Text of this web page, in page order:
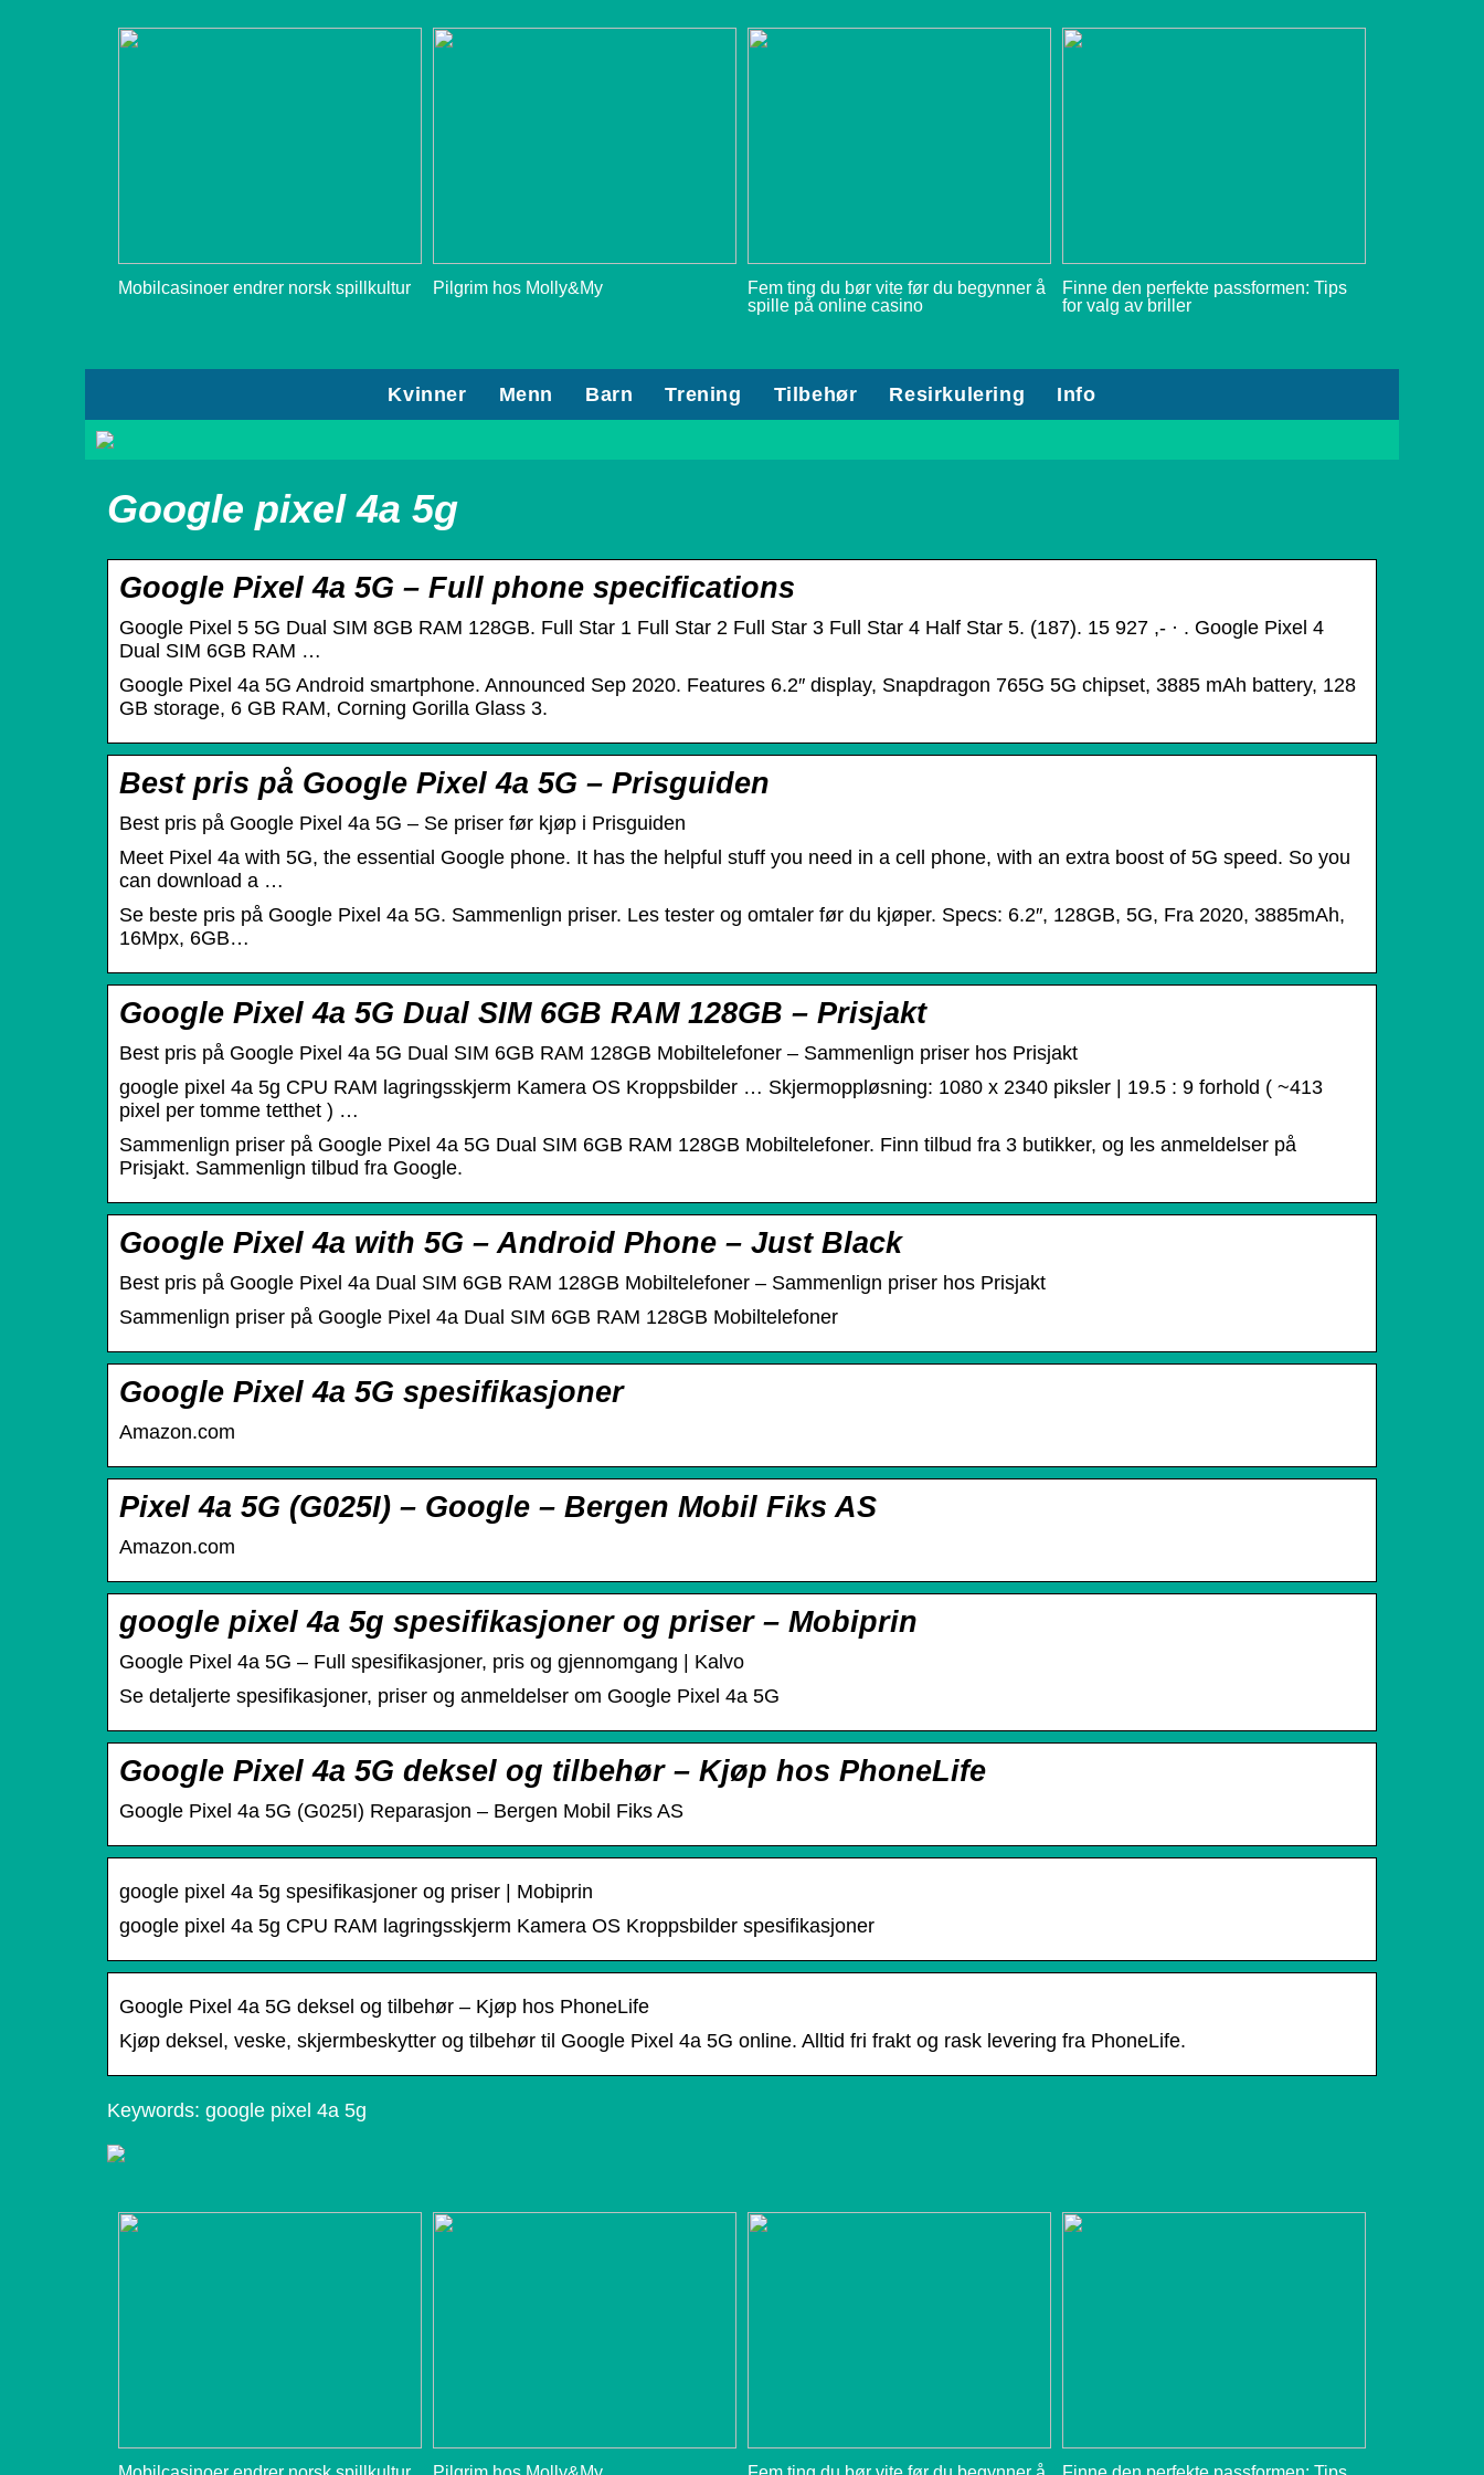
Mobilcasinoer endrer norsk spillkultur Pilgrim hos Molly&My
Fem ting du bør vite før du begynner å
spille på online casino
Finne den perfekte passformen: Tips
for valg av briller
Kvinner Menn Barn Trening Tilbehør Resirkulering Info
Google pixel 4a 5g
Google Pixel 4a 5G – Full phone specifications
Google Pixel 5 5G Dual SIM 8GB RAM 128GB. Full Star 1 Full Star 2 Full Star 3 Full Star 4 Half Star 5. (187). 15 927 ,- · ‌. Google Pixel 4
Dual SIM 6GB RAM …
Google Pixel 4a 5G Android smartphone. Announced Sep 2020. Features 6.2″ display, Snapdragon 765G 5G chipset, 3885 mAh battery, 128
GB storage, 6 GB RAM, Corning Gorilla Glass 3.
Best pris på Google Pixel 4a 5G – Prisguiden
Best pris på Google Pixel 4a 5G – Se priser før kjøp i Prisguiden
Meet Pixel 4a with 5G, the essential Google phone. It has the helpful stuff you need in a cell phone, with an extra boost of 5G speed. So you
can download a …
Se beste pris på Google Pixel 4a 5G. Sammenlign priser. Les tester og omtaler før du kjøper. Specs: 6.2″, 128GB, 5G, Fra 2020, 3885mAh,
16Mpx, 6GB…
Google Pixel 4a 5G Dual SIM 6GB RAM 128GB – Prisjakt
Best pris på Google Pixel 4a 5G Dual SIM 6GB RAM 128GB Mobiltelefoner – Sammenlign priser hos Prisjakt
google pixel 4a 5g CPU RAM lagringsskjerm Kamera OS Kroppsbilder … Skjermoppløsning: 1080 x 2340 piksler | 19.5 : 9 forhold ( ~413
pixel per tomme tetthet ) …
Sammenlign priser på Google Pixel 4a 5G Dual SIM 6GB RAM 128GB Mobiltelefoner. Finn tilbud fra 3 butikker, og les anmeldelser på
Prisjakt. Sammenlign tilbud fra Google.
Google Pixel 4a with 5G – Android Phone – Just Black
Best pris på Google Pixel 4a Dual SIM 6GB RAM 128GB Mobiltelefoner – Sammenlign priser hos Prisjakt
Sammenlign priser på Google Pixel 4a Dual SIM 6GB RAM 128GB Mobiltelefoner
Google Pixel 4a 5G spesifikasjoner
Amazon.com
Pixel 4a 5G (G025I) – Google – Bergen Mobil Fiks AS
Amazon.com
google pixel 4a 5g spesifikasjoner og priser – Mobiprin
Google Pixel 4a 5G – Full spesifikasjoner, pris og gjennomgang | Kalvo
Se detaljerte spesifikasjoner, priser og anmeldelser om Google Pixel 4a 5G
Google Pixel 4a 5G deksel og tilbehør – Kjøp hos PhoneLife
Google Pixel 4a 5G (G025I) Reparasjon – Bergen Mobil Fiks AS
google pixel 4a 5g spesifikasjoner og priser | Mobiprin
google pixel 4a 5g CPU RAM lagringsskjerm Kamera OS Kroppsbilder spesifikasjoner
Google Pixel 4a 5G deksel og tilbehør – Kjøp hos PhoneLife
Kjøp deksel, veske, skjermbeskytter og tilbehør til Google Pixel 4a 5G online. Alltid fri frakt og rask levering fra PhoneLife.
Keywords: google pixel 4a 5g